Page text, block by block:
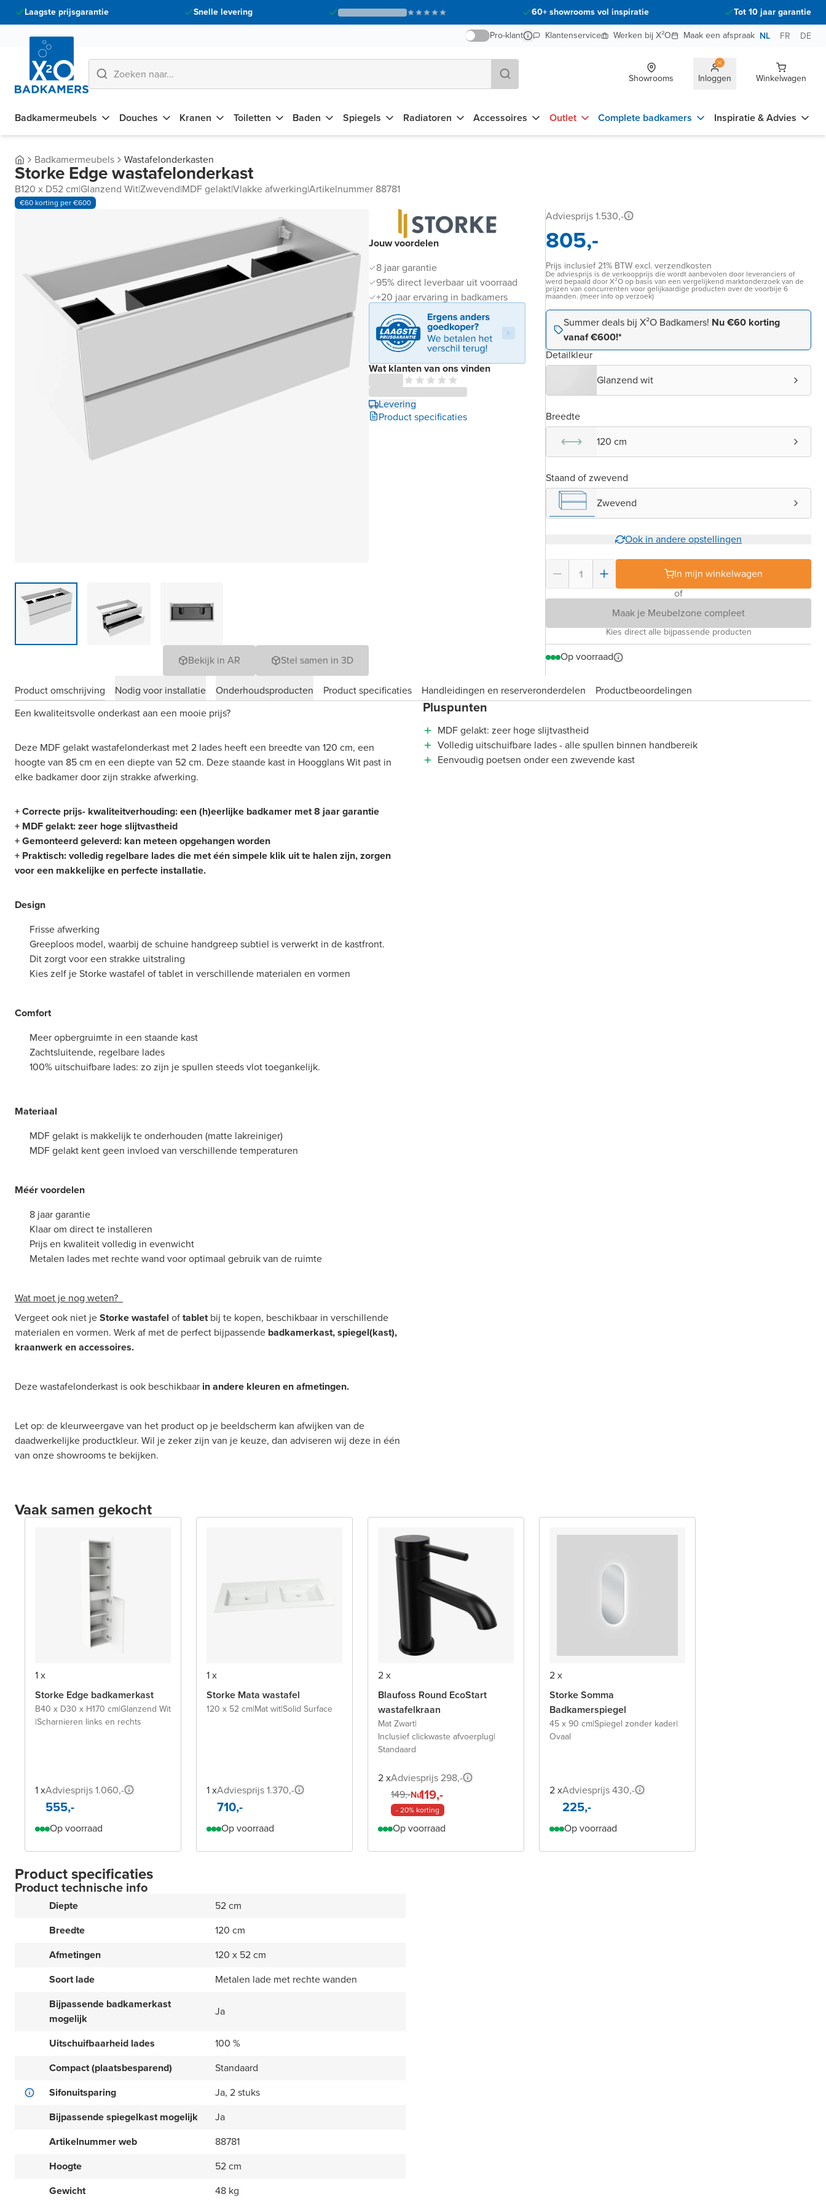
Laagste prijsgarantie Snelle levering 60+ showrooms vol inspiratie
Tot 10 jaar garantie
Pro-klant
Klantenservice Werken bij X²O Maak een afspraak NL FR DE
Showrooms Inloggen Winkelwagen
Badkamermeubels Douches Kranen Toiletten Baden Spiegels Radiatoren Accessoires Outlet Complete badkamers Inspiratie & Advies
Badkamermeubels Wastafelonderkasten
Storke Edge wastafelonderkast
B120 x D52 cm|Glanzend Wit|Zwevend|MDF gelakt|Vlakke afwerking|Artikelnummer 88781
€60 korting per €600
Bekijk in AR Stel samen in 3D
Jouw voordelen
8 jaar garantie
95% direct leverbaar uit voorraad
+20 jaar ervaring in badkamers
Wat klanten van ons vinden
Levering
Product specificaties
Adviesprijs 1.530,-
805,-
Prijs inclusief 21% BTW excl. verzendkosten
De adviesprijs is de verkoopprijs die wordt aanbevolen door leveranciers of
werd bepaald door X²O op basis van een vergelijkend marktonderzoek van de
prijzen van concurrenten voor gelijkaardige producten over de voorbije 6
maanden. (meer info op verzoek)
Summer deals bij X²O Badkamers! Nu €60 korting
vanaf €600!*
Detailkleur
Glanzend wit
Breedte
120 cm
Staand of zwevend
Zwevend
Ook in andere opstellingen
In mijn winkelwagen
of
Maak je Meubelzone compleet
Kies direct alle bijpassende producten
Op voorraad
Product omschrijving Nodig voor installatie Onderhoudsproducten Product specificaties Handleidingen en reserveronderdelen
Product­beoordelingen
Een kwaliteitsvolle onderkast aan een mooie prijs?
Deze MDF gelakt wastafelonderkast met 2 lades heeft een breedte van 120 cm, een
hoogte van 85 cm en een diepte van 52 cm. Deze staande kast in Hoogglans Wit past in
elke badkamer door zijn strakke afwerking.
+ Correcte prijs- kwaliteitverhouding: een (h)eerlijke badkamer met 8 jaar garantie
+ MDF gelakt: zeer hoge slijtvastheid
+ Gemonteerd geleverd: kan meteen opgehangen worden
+ Praktisch: volledig regelbare lades die met één simpele klik uit te halen zijn, zorgen
voor een makkelijke en perfecte installatie.
Design
Frisse afwerking
Greeploos model, waarbij de schuine handgreep subtiel is verwerkt in de kastfront.
Dit zorgt voor een strakke uitstraling
Kies zelf je Storke wastafel of tablet in verschillende materialen en vormen
Comfort
Meer opbergruimte in een staande kast
Zachtsluitende, regelbare lades
100% uitschuifbare lades: zo zijn je spullen steeds vlot toegankelijk.
Materiaal
MDF gelakt is makkelijk te onderhouden (matte lakreiniger)
MDF gelakt kent geen invloed van verschillende temperaturen
Méér voordelen
8 jaar garantie
Klaar om direct te installeren
Prijs en kwaliteit volledig in evenwicht
Metalen lades met rechte wand voor optimaal gebruik van de ruimte
Wat moet je nog weten?
Vergeet ook niet jeStorke wastafel oftabletbij te kopen, beschikbaar in verschillende
materialen en vormen. Werk af met de perfect bijpassende badkamerkast, spiegel(kast),
kraanwerk en accessoires.
Deze wastafelonderkast is ook beschikbaar in andere kleuren en afmetingen.
Let op: de kleurweergave van het product op je beeldscherm kan afwijken van de
daadwerkelijke productkleur. Wil je zeker zijn van je keuze, dan adviseren wij deze in één
van onze showrooms te bekijken.
Pluspunten
MDF gelakt: zeer hoge slijtvastheid
Volledig uitschuifbare lades - alle spullen binnen handbereik
Eenvoudig poetsen onder een zwevende kast
Vaak samen gekocht
1 x
Storke Edge badkamerkast
B40 x D30 x H170 cm|Glanzend Wit
|Scharnieren links en rechts
1 xAdviesprijs 1.060,-
555,-
Op voorraad
1 x
Storke Mata wastafel
120 x 52 cm|Mat wit|Solid Surface
1 xAdviesprijs 1.370,-
710,-
Op voorraad
2 x
Blaufoss Round EcoStart
wastafelkraan
Mat Zwart|
Inclusief clickwaste afvoerplug|
Standaard
2 xAdviesprijs 298,-
149,-Nu119,-
- 20% korting
Op voorraad
2 x
Storke Somma
Badkamerspiegel
45 x 90 cm|Spiegel zonder kader|
Ovaal
2 xAdviesprijs 430,-
225,-
Op voorraad
Product specificaties
Product technische info
Diepte
52 cm
Breedte
120 cm
Afmetingen
120 x 52 cm
Soort lade
Metalen lade met rechte wanden
Bijpassende badkamerkast
mogelijk
Ja
Uitschuifbaarheid lades
100 %
Compact (plaatsbesparend)
Standaard
Sifonuitsparing
Ja, 2 stuks
Bijpassende spiegelkast mogelijk
Ja
Artikelnummer web
88781
Hoogte
52 cm
Gewicht
48 kg